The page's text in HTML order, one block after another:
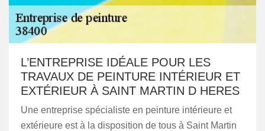
L’ENTREPRISE IDÉALE POUR LES
TRAVAUX DE PEINTURE INTÉRIEUR ET
EXTÉRIEUR À SAINT MARTIN D HERES
Une entreprise spécialiste en peinture intérieure et
extérieure est à la disposition de tous à Saint Martin